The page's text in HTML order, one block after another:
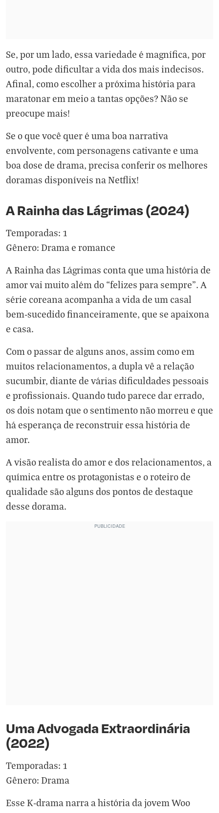
Se, por um lado, essa variedade é magnífica, por
outro, pode dificultar a vida dos mais indecisos.
Afinal, como escolher a próxima história para
maratonar em meio a tantas opções? Não se
preocupe mais!
Se o que você quer é uma boa narrativa
envolvente, com personagens cativante e uma
boa dose de drama, precisa conferir os melhores
doramas disponíveis na Netflix!
A Rainha das Lágrimas (2024)
Temporadas: 1
Gênero: Drama e romance
A Rainha das Lágrimas conta que uma história de
amor vai muito além do “felizes para sempre”. A
série coreana acompanha a vida de um casal
bem-sucedido financeiramente, que se apaixona
e casa.
Com o passar de alguns anos, assim como em
muitos relacionamentos, a dupla vê a relação
sucumbir, diante de várias dificuldades pessoais
e profissionais. Quando tudo parece dar errado,
os dois notam que o sentimento não morreu e que
há esperança de reconstruir essa história de
amor.
A visão realista do amor e dos relacionamentos, a
química entre os protagonistas e o roteiro de
qualidade são alguns dos pontos de destaque
desse dorama.
Uma Advogada Extraordinária
(2022)
Temporadas: 1
Gênero: Drama
Esse K-drama narra a história da jovem Woo